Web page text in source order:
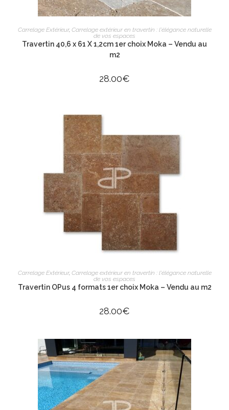
AJOUTER AU PANIER
Carrelage Extérieur, Carrelage extérieur en travertin : l'élégance naturelle
de vos espaces
Travertin 40,6 x 61 X 1,2cm 1er choix Moka – Vendu au
m2
28.00€
AJOUTER AU PANIER
Carrelage Extérieur, Carrelage extérieur en travertin : l'élégance naturelle
de vos espaces
Travertin OPus 4 formats 1er choix Moka – Vendu au m2
28.00€